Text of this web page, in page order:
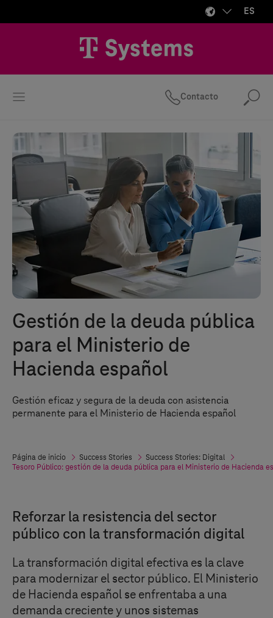
ES
Contacto
Gestión de la deuda pública
para el Ministerio de
Hacienda español
Gestión eficaz y segura de la deuda con asistencia
permanente para el Ministerio de Hacienda español
Página de inicio Success Stories
Success Stories: Digital
Tesoro Público: gestión de la deuda pública para el Ministerio de Hacienda
Reforzar la resistencia del sector
público con la transformación digital
La transformación digital efectiva es la clave
para modernizar el sector público. El Ministerio
de Hacienda español se enfrentaba a una
demanda creciente y unos sistemas